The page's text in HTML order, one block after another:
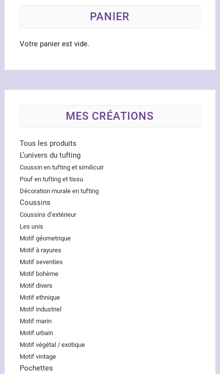
PANIER
Votre panier est vide.
MES CRÉATIONS
Tous les produits
L’univers du tufting
Coussin en tufting et similicuir
Pouf en tufting et tissu
Décoration murale en tufting
Coussins
Coussins d’extérieur
Les unis
Motif géometrique
Motif à rayures
Motif seventies
Motif bohème
Motif divers
Motif ethnique
Motif industriel
Motif marin
Motif urbain
Motif végétal / exotique
Motif vintage
Pochettes